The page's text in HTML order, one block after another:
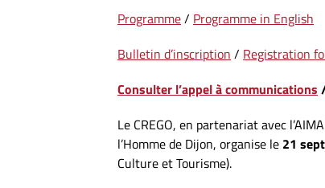
Programme/ Programme in English
Bulletin d’inscription / Registration
Consulter l’appel à communications
Le CREGO, en partenariat avec
l’Homme de Dijon, organise le 21
Culture et Tourisme).